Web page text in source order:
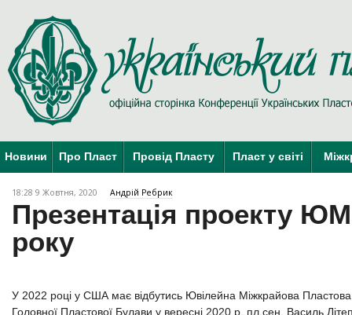
Новини Про Пласт Провід Пласту Пласт у світі
18:28 9 Жовтня, 2020 Андрій Ребрик
Презентація проекту
року
У 2022 році у США має відбутись Ювілейна Міжкрайова Пластова
Головної Пластової Булави у вересні 2020 р. пл.сен. Василь